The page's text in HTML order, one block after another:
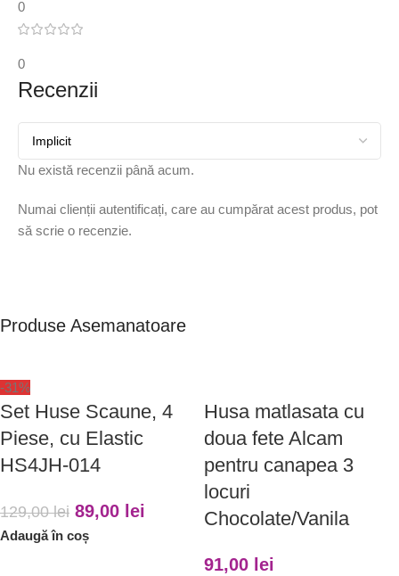
0
0
Recenzii
Nu există recenzii până acum.
Numai clienții autentificați, care au cumpărat acest produs, pot
să scrie o recenzie.
Produse Asemanatoare
-31%
Set Huse Scaune, 4
Piese, cu Elastic
HS4JH-014
129,00lei 89,00 lei
Adaugă în coș
Husa matlasata cu
doua fete Alcam
pentru canapea 3
locuri
Chocolate/Vanila
91,00 lei